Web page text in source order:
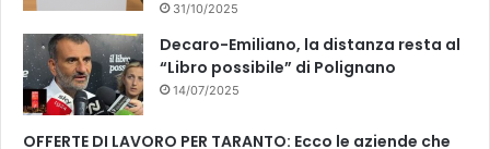
31/10/2025
Decaro-Emiliano, la distanza resta al
“Libro possibile” di Polignano
14/07/2025
OFFERTE DI LAVORO PER TARANTO: Ecco le aziende che